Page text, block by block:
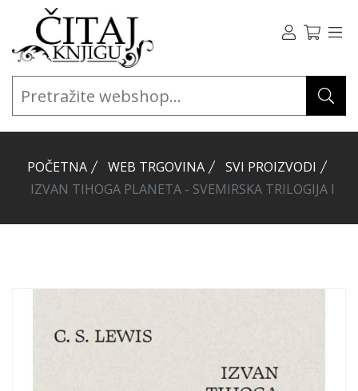
POČETNA WEB TRGOVINA
SVI PROIZVODI
IZVAN TIHOGA PLANETA - SVEMIRSKA TRILOGIJA I